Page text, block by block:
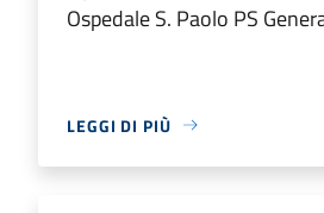
Ospedale S. Paolo PS
LEGGI DI PIÙ